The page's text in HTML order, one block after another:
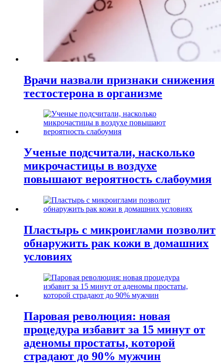
Врачи назвали признаки снижения
тестостерона в организме
Ученые подсчитали, насколько
микрочастицы в воздухе
повышают вероятность слабоумия
Пластырь с микроиглами позволит
обнаружить рак кожи в домашних
условиях
Паровая революция: новая
процедура избавит за 15 минут от
аденомы простаты, которой
страдают до 90% мужчин